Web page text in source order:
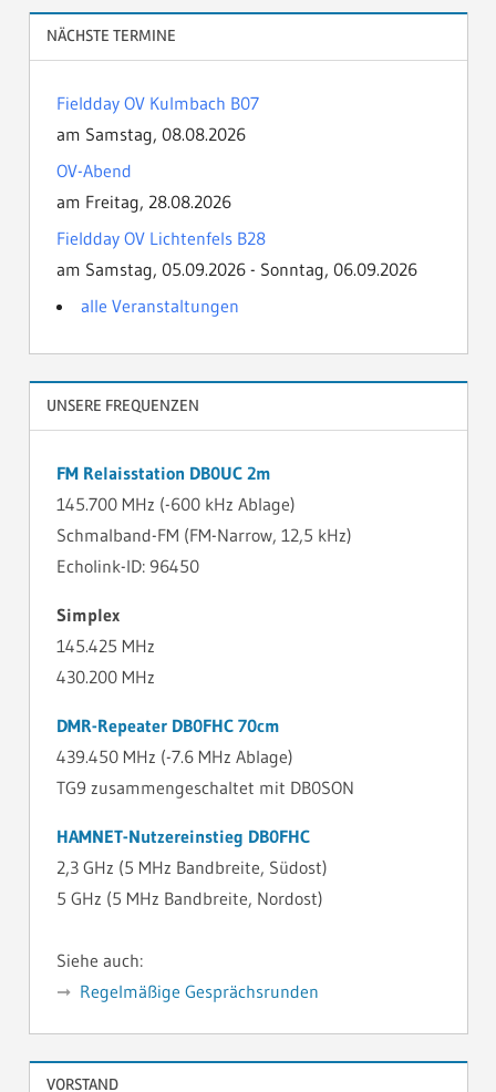
NÄCHSTE TERMINE
Fieldday OV Kulmbach B07
am Samstag, 08.08.2026
OV-Abend
am Freitag, 28.08.2026
Fieldday OV Lichtenfels B28
am Samstag, 05.09.2026 - Sonntag, 06.09.2026
alle Veranstaltungen
UNSERE FREQUENZEN
FM Relaisstation DB0UC 2m
145.700 MHz (-600 kHz Ablage)
Schmalband-FM (FM-Narrow, 12,5 kHz)
Echolink-ID: 96450
Simplex
145.425 MHz
430.200 MHz
DMR-Repeater DB0FHC 70cm
439.450 MHz (-7.6 MHz Ablage)
TG9 zusammengeschaltet mit DB0SON
HAMNET-Nutzereinstieg DB0FHC
2,3 GHz (5 MHz Bandbreite, Südost)
5 GHz (5 MHz Bandbreite, Nordost)
Siehe auch:
Regelmäßige Gesprächsrunden
VORSTAND